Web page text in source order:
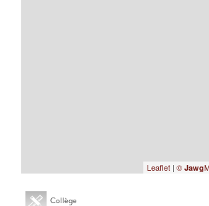
Leaflet | © Jawg
Collège